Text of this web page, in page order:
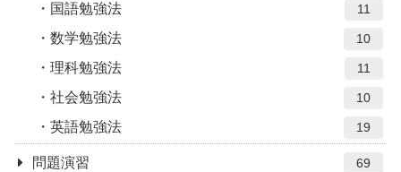
国語勉強法 11
数学勉強法 10
理科勉強法 11
社会勉強法 10
英語勉強法 19
問題演習 69